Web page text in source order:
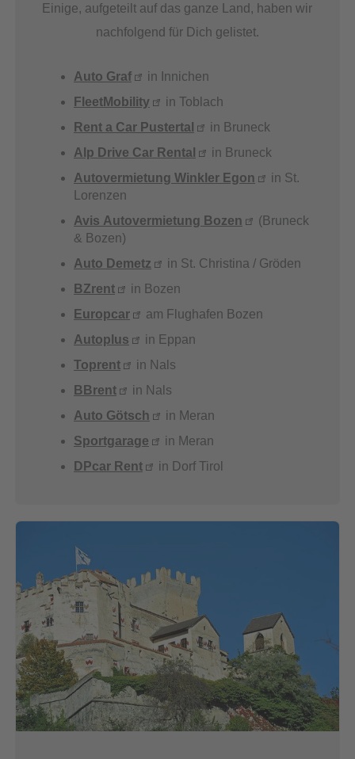
Einige, aufgeteilt auf das ganze Land, haben wir
nachfolgend für Dich gelistet.
Auto Graf
in Innichen
FleetMobility
in Toblach
Rent a Car Pustertal
in Bruneck
Alp Drive Car Rental
in Bruneck
Autovermietung Winkler Egon
in St.
Lorenzen
Avis Autovermietung Bozen
(Bruneck
& Bozen)
Auto Demetz
in St. Christina / Gröden
BZrent
in Bozen
Europcar
am Flughafen Bozen
Autoplus
in Eppan
Toprent
in Nals
BBrent
in Nals
Auto Götsch
in Meran
Sportgarage
in Meran
DPcar Rent
in Dorf Tirol